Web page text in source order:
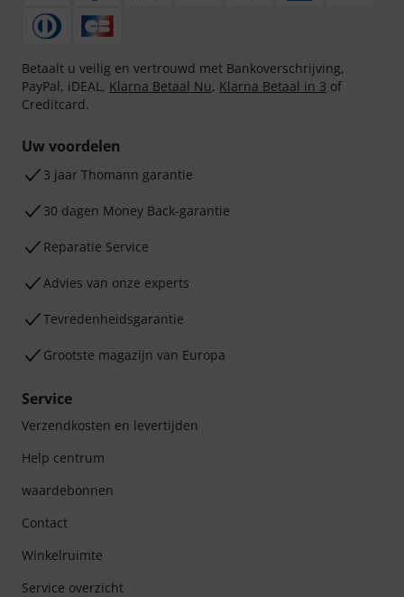
Betaalt u veilig en vertrouwd met Bankoverschrijving,
PayPal, iDEAL, Klarna Betaal Nu, Klarna Betaal in 3 of
Creditcard.
Uw voordelen
3 jaar Thomann garantie
30 dagen Money Back-garantie
Reparatie Service
Advies van onze experts
Tevredenheidsgarantie
Grootste magazijn van Europa
Service
Verzendkosten en levertijden
Help centrum
waardebonnen
Contact
Winkelruimte
Service overzicht